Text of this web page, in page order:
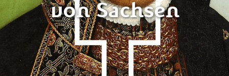
von Sachsen